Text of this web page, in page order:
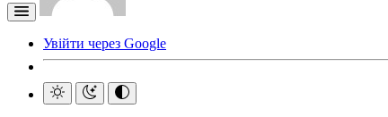
Увійти через Google